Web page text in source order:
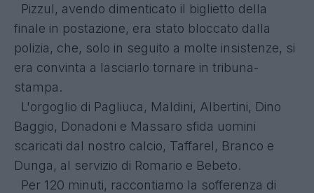
Pizzul, avendo dimenticato il biglietto della
finale in postazione, era stato bloccato dalla
polizia, che, solo in seguito a molte insistenze, si
era convinta a lasciarlo tornare in tribuna-
stampa.
L'orgoglio di Pagliuca, Maldini, Albertini, Dino
Baggio, Donadoni e Massaro sfida uomini
scaricati dal nostro calcio, Taffarel, Branco e
Dunga, al servizio di Romario e Bebeto.
Per 120 minuti, raccontiamo la sofferenza di